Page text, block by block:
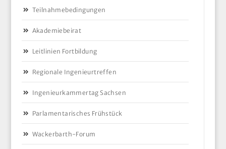
Teilnahmebedingungen
Akademiebeirat
Leitlinien Fortbildung
Regionale Ingenieurtreffen
Ingenieurkammertag Sachsen
Parlamentarisches Frühstück
Wackerbarth-Forum